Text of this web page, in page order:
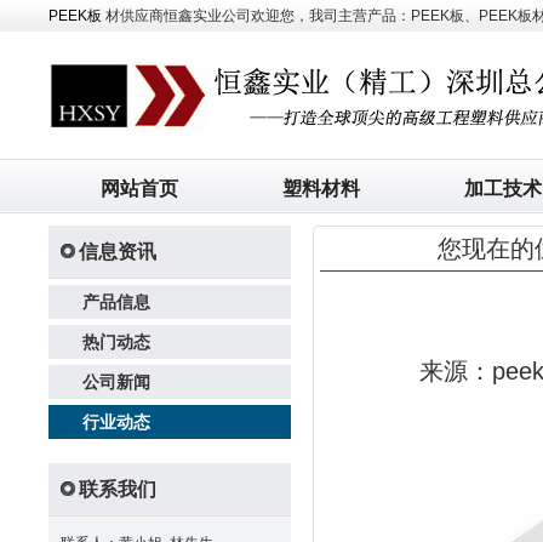
PEEK板 材供应商恒鑫实业公司欢迎您，我司主营产品：PEEK板、PEEK板
网站首页 塑料材料 加工技术
信息资讯
产品信息
热门动态
公司新闻
行业动态
联系我们
您现在的
来源：